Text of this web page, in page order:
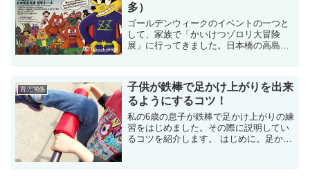
多）
ゴールデンウィークのイベントの一つと
して、家族で「かいけつゾロリ大冒険
展」に行ってきました。日本橋の高島屋
で...
育児関係
子供が鉄棒で足かけ上がりを出来
るようにするコツ！
私の6歳の息子が鉄棒で足かけ上がりの練
習をはじめました。その際に説明してい
るコツを紹介します。 はじめに。足かけ